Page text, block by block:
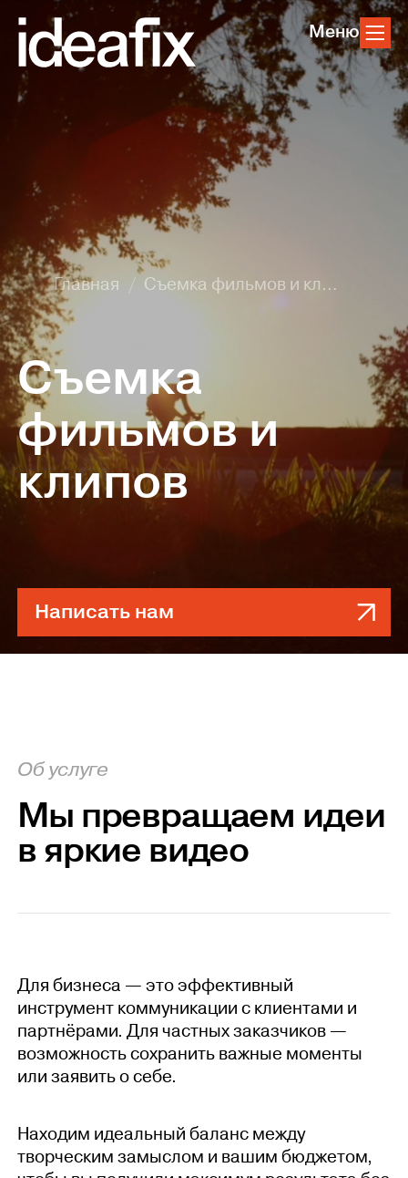
Меню
Главная Съемка фильмов и клипов
Съемка
фильмов и
клипов
Написать нам
Об услуге
Мы превращаем идеи
в яркие видео
Для бизнеса — это эффективный
инструмент коммуникации с клиентами и
партнёрами. Для частных заказчиков —
возможность сохранить важные моменты
или заявить о себе.
Находим идеальный баланс между
творческим замыслом и вашим бюджетом,